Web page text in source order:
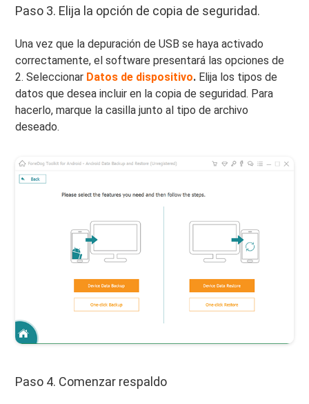
Paso 3. Elija la opción de copia de seguridad.
Una vez que la depuración de USB se haya activado
correctamente, el software presentará las opciones de
2. Seleccionar Datos de dispositivo. Elija los tipos de
datos que desea incluir en la copia de seguridad. Para
hacerlo, marque la casilla junto al tipo de archivo
deseado.
Paso 4. Comenzar respaldo